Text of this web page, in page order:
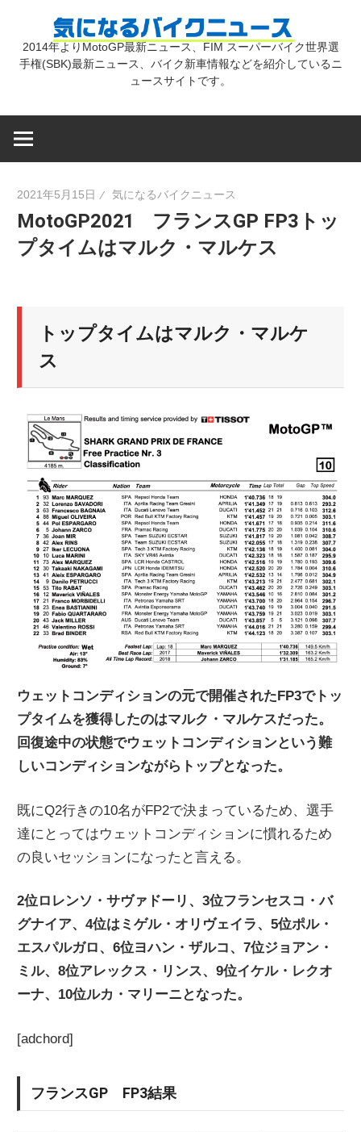
気
バ
ニ
ュ
ー
ス
2014年よりMotoGP最新ニュース、FIM スーパーバイク世界選
手権(SBK)最新ニュース、バイク新車情報などを紹介しているニ
ュースサイトです。
2021年5月15日 気になるバイクニュース
MotoGP2021 フランスGP FP3トッ
プタイムはマルク・マルケス
トップタイムはマルク・マルケ
ス
ウェットコンディションの元で開催されたFP3でトッ
プタイムを獲得したのはマルク・マルケスだった。
回復途中の状態でウェットコンディションという難
しいコンディションながらトップとなった。
既にQ2行きの10名がFP2で決まっているため、選手
達にとってはウェットコンディションに慣れるため
の良いセッションになったと言える。
2位ロレンソ・サヴァドーリ、3位フランセスコ・バ
グナイア、4位はミゲル・オリヴェイラ、5位ポル・
エスパルガロ、6位ヨハン・ザルコ、7位ジョアン・
ミル、8位アレックス・リンス、9位イケル・レクオ
ーナ、10位ルカ・マリーニとなった。
[adchord]
フランスGP FP3結果